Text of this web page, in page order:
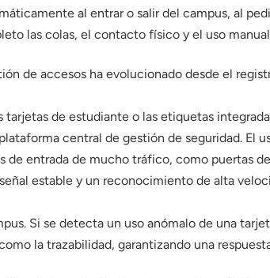
al entrar o salir del campus, al
las colas, el contacto físico y el uso
de accesos ha evolucionado desde el
de estudiante o las etiquetas
central de gestión de seguridad. El
entrada de mucho tráfico, como puertas
estable y un reconocimiento de alta
Si se detecta un uso anómalo de una
la trazabilidad, garantizando una